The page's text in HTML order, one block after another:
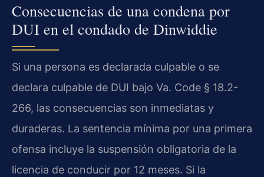
Consecuencias de una condena por
DUI en el condado de Dinwiddie
Si una persona es declarada culpable o se
declara culpable de DUI bajo Va. Code § 18.2-
266, las consecuencias son inmediatas y
duraderas. La sentencia mínima por una primera
ofensa incluye la suspensión obligatoria de la
licencia de conducir por 12 meses. Si la